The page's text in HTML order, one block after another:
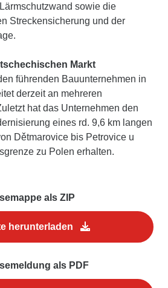
sowie die
Streckensicherung und der
Markt
führenden Bauunternehmen in
derzeit an mehreren
hat das Unternehmen den
eines rd. 9,6 km langen
Dětmarovice bis Petrovice u
zu Polen erhalten.
als ZIP
herunterladen
als PDF